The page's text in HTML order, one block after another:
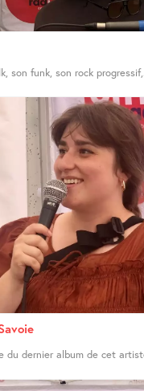
son funk, son rock
du dernier album de cet